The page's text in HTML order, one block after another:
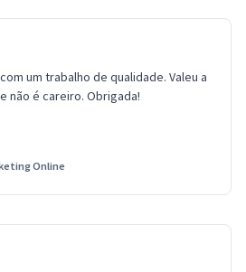
um trabalho de qualidade. Valeu a
não é careiro. Obrigada!
Online